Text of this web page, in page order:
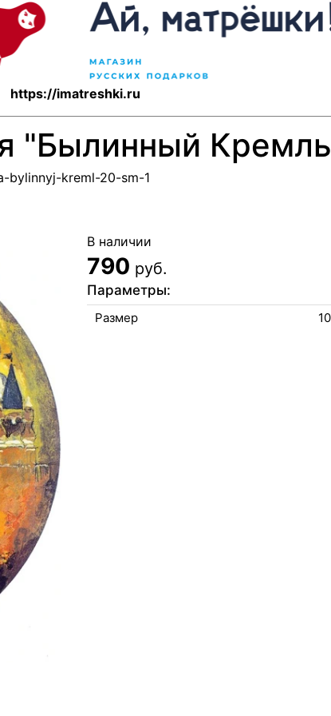
https://imatreshki.ru
"Былинный
bylinnyj-kreml-20-sm-1
В наличии
790 руб.
Параметры:
Размер